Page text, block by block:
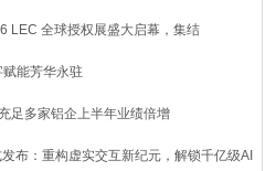
LEC 全球授权展盛大启幕，集结
湃！
能芳华永驻
足多家铝企上半年业绩倍增
布：重构虚实交互新纪元，解锁千亿级AI